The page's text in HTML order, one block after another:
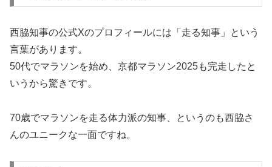
西脇知事の公式Xのプロフィールには「走る知事」という
言葉があります。
50代でマラソンを始め、京都マラソン2025も完走したと
いうから驚きです。
70歳でマラソンを走る体力派の知事、というのも西脇さ
んのユニークな一面ですね。